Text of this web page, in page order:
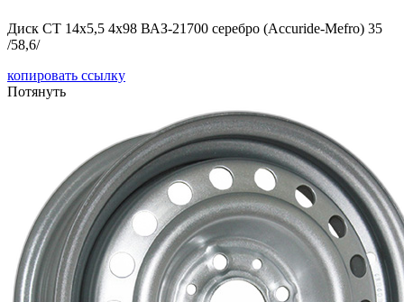
Диск СТ 14x5,5 4x98 ВАЗ-21700 серебро (Accuride-Mefro) 35
/58,6/
копировать ссылку
Потянуть